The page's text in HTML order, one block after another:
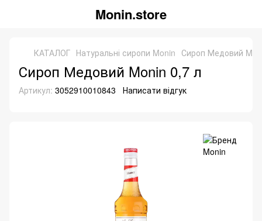
Monin.store
КАТАЛОГ Натуральні сиропи Monin Сироп Медовий
Сироп Медовий Monin 0,7 л
Артикул: 3052910010843 Написати відгук